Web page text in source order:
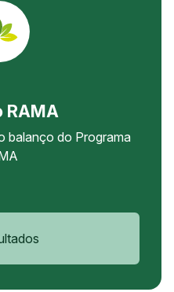
RAMA
balanço do Programa